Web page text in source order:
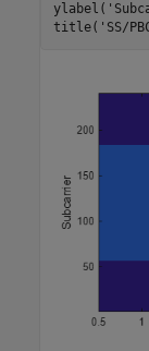
ylabel(
title( 'SS/